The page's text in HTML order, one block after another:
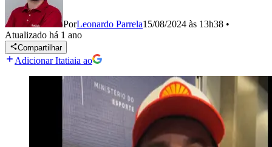
PorLeonardo Parrela15/08/2024 às 13h38 •
Atualizado há 1 ano
Compartilhar
Adicionar Itatiaia ao